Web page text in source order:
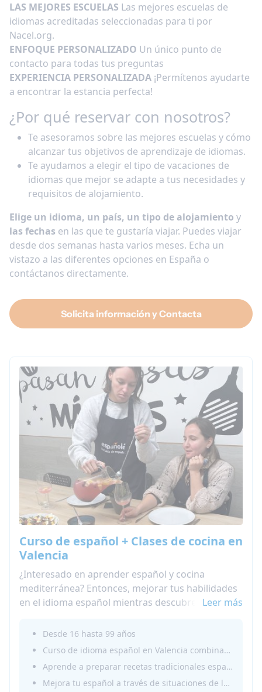
LAS MEJORES ESCUELAS Las mejores escuelas de
idiomas acreditadas seleccionadas para ti por
Nacel.org.
ENFOQUE PERSONALIZADO Un único punto de
contacto para todas tus preguntas
EXPERIENCIA PERSONALIZADA ¡Permítenos ayudarte
a encontrar la estancia perfecta!
¿Por qué reservar con nosotros?
Te asesoramos sobre las mejores escuelas y cómo
alcanzar tus objetivos de aprendizaje de idiomas.
Te ayudamos a elegir el tipo de vacaciones de
idiomas que mejor se adapte a tus necesidades y
requisitos de alojamiento.
Elige un idioma, un país, un tipo de alojamiento y
las fechas en las que te gustaría viajar. Puedes viajar
desde dos semanas hasta varios meses. Echa un
vistazo a las diferentes opciones en España o
contáctanos directamente.
Solicita información y Contacta
Curso de español + Clases de cocina en
Valencia
¿Interesado en aprender español y cocina
mediterránea? Entonces, mejorar tus habilidades
en el idioma español mientras descubres los
Este programa inmersivo combina lecciones
dinámicas de español con clases prácticas de
cocina, donde prepararás platos mediterráneos
emblemáticos y ampliarás tu vocabulario culinario
en español.
Leer más
Desde 16 hasta 99 años
Curso de idioma español en Valencia combinado con clases de cocina prácticas para una experiencia completa de inmersión cultural
Aprende a preparar recetas tradicionales españolas y mediterráneas, incluyendo platos icónicos de la región
Mejora tu español a través de situaciones de la vida real, vocabulario culinario y talleres interactivos